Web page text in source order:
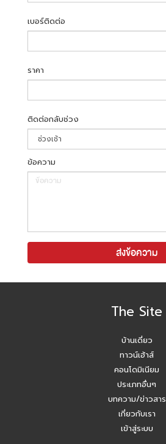
เบอร์ติดต่อ
ราคา
ติดต่อกลับช่วง
ข้อความ
The Site
บ้านเดี่ยว
ทาวน์เฮ้าส์
คอนโดมิเนียม
ประเภทอื่นๆ
บทความ/ข่าวสาร
เกี่ยวกับเรา
เข้าสู่ระบบ